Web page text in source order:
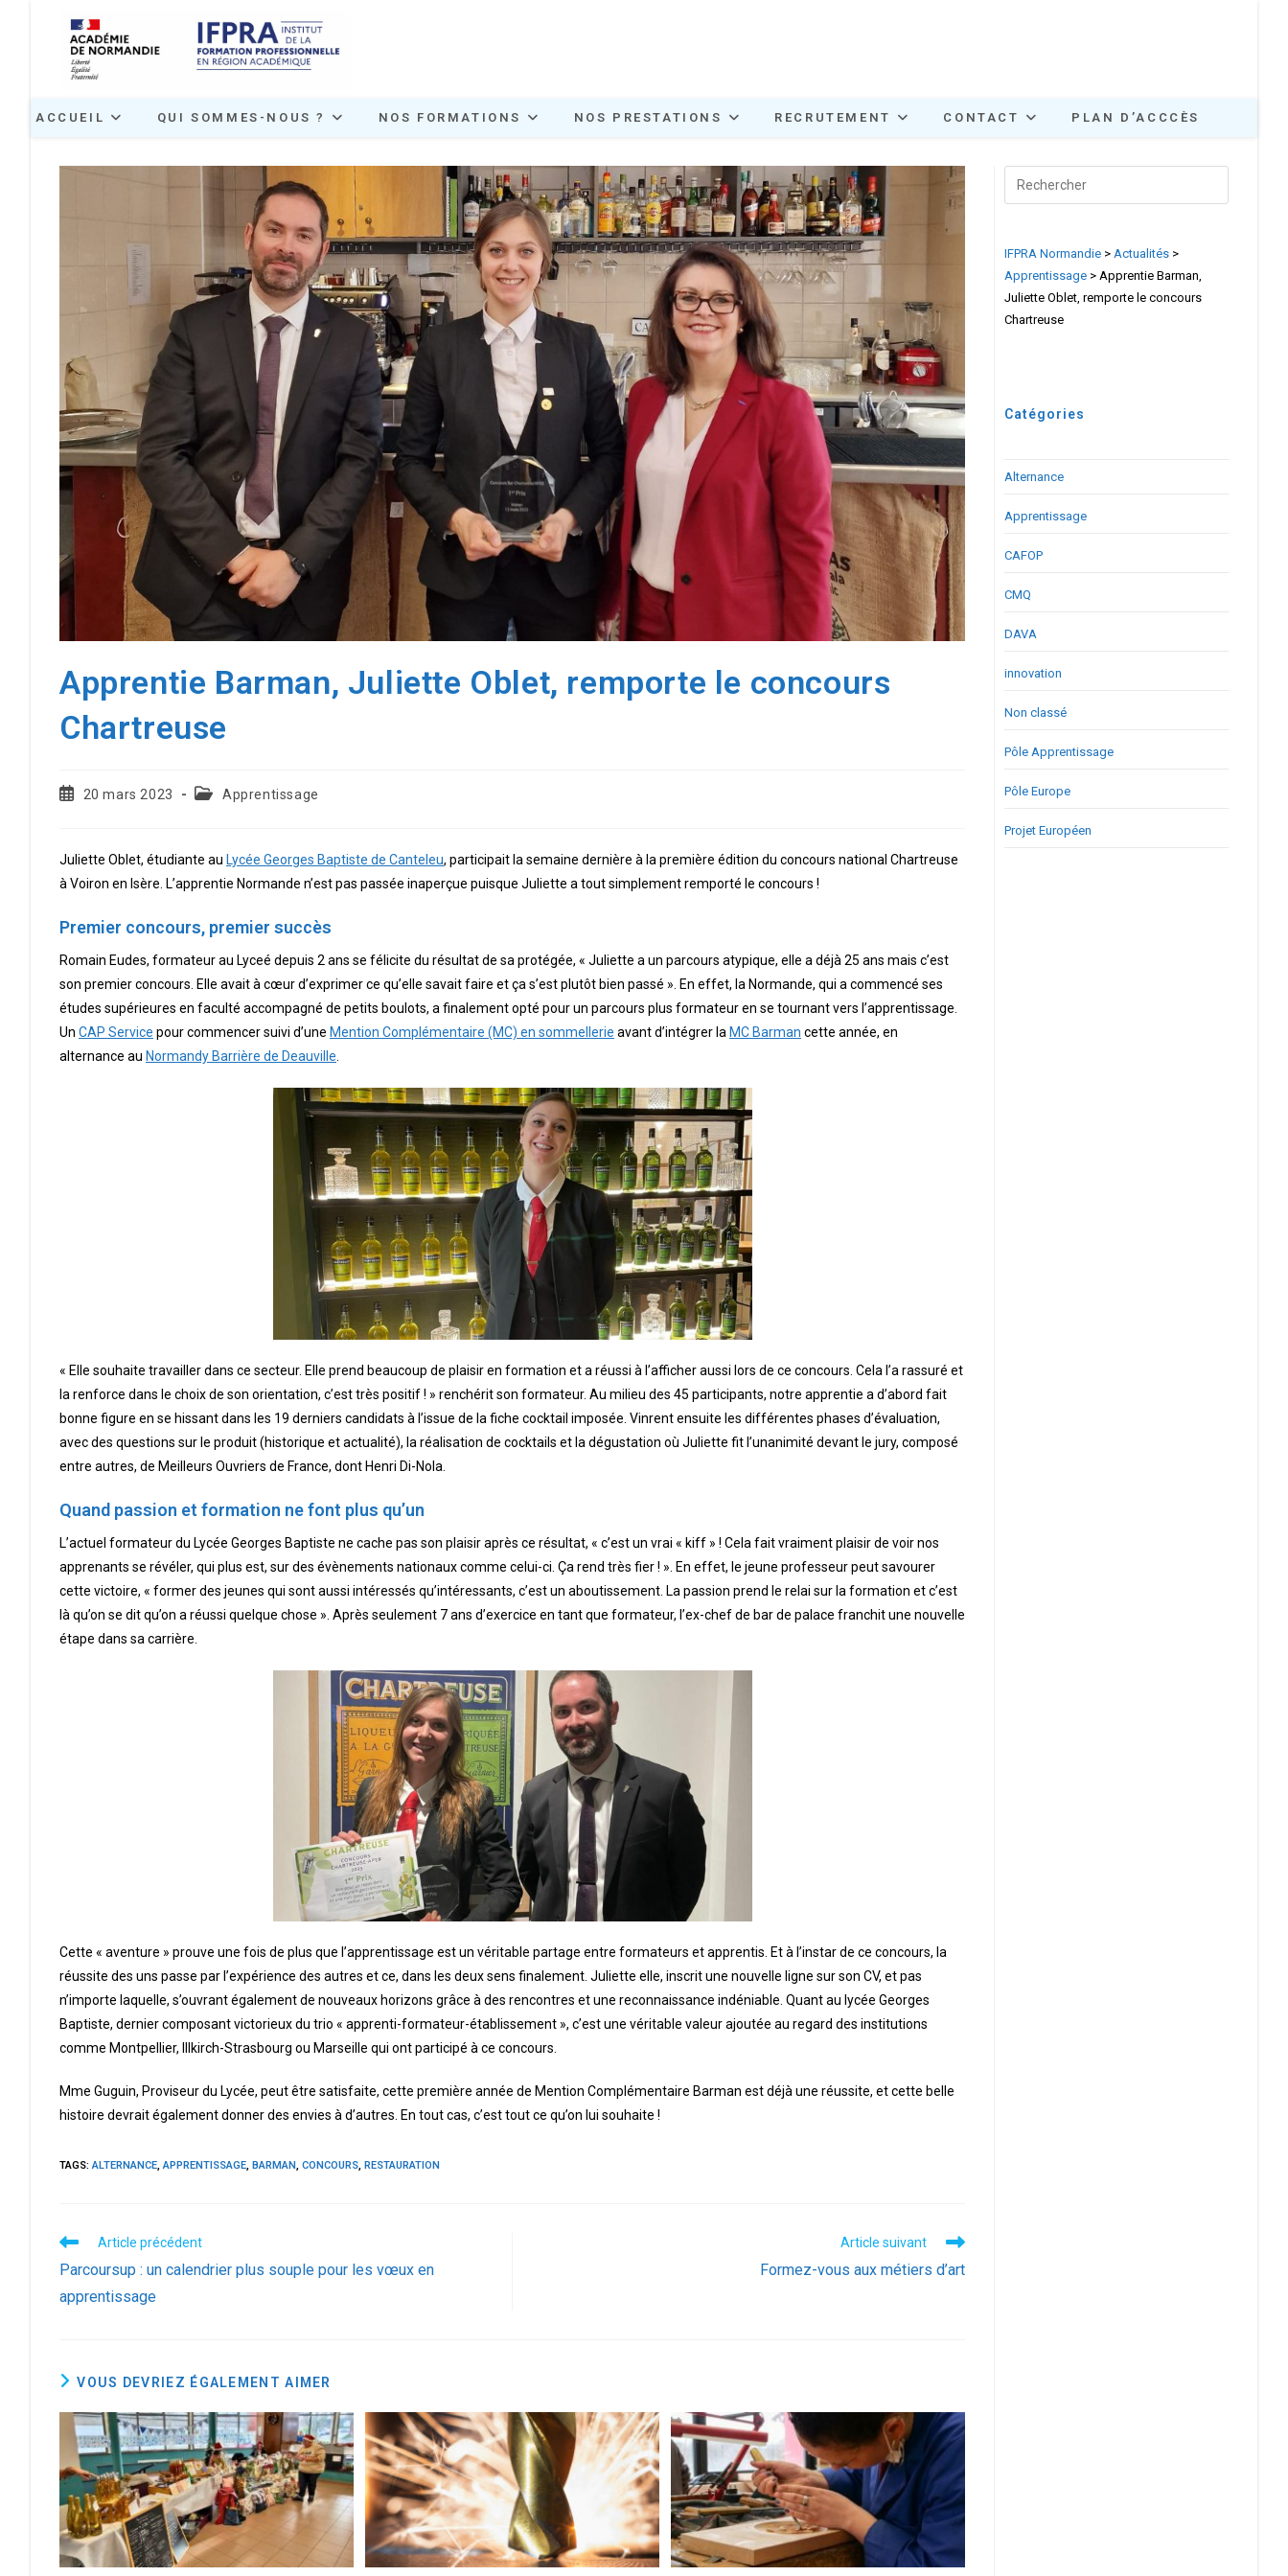
ACCUEIL QUI SOMMES-NOUS ? NOS FORMATIONS NOS PRESTATIONS RECRUTEMENT CONTACT PLAN D’ACCCÈS
Apprentie Barman, Juliette Oblet, remporte le concours
Chartreuse
Publication
20 mars 2023
PostApprentissage
Juliette Oblet, étudiante au Lycée Georges Baptiste de Canteleu, participait la semaine dernière à la première édition du concours national Chartreuse
à Voiron en Isère. L’apprentie Normande n’est pas passée inaperçue puisque Juliette a tout simplement remporté le concours !
Premier concours, premier succès
Romain Eudes, formateur au Lyceé depuis 2 ans se félicite du résultat de sa protégée, « Juliette a un parcours atypique, elle a déjà 25 ans mais c’est
son premier concours. Elle avait à cœur d’exprimer ce qu’elle savait faire et ça s’est plutôt bien passé ». En effet, la Normande, qui a commencé ses
études supérieures en faculté accompagné de petits boulots, a finalement opté pour un parcours plus formateur en se tournant vers l’apprentissage.
Un CAP Service pour commencer suivi d’une Mention Complémentaire (MC) en sommellerie avant d’intégrer la MC Barman cette année, en
alternance au Normandy Barrière de Deauville.
« Elle souhaite travailler dans ce secteur. Elle prend beaucoup de plaisir en formation et a réussi à l’afficher aussi lors de ce concours. Cela l’a rassuré et
la renforce dans le choix de son orientation, c’est très positif ! » renchérit son formateur. Au milieu des 45 participants, notre apprentie a d’abord fait
bonne figure en se hissant dans les 19 derniers candidats à l’issue de la fiche cocktail imposée. Vinrent ensuite les différentes phases d’évaluation,
avec des questions sur le produit (historique et actualité), la réalisation de cocktails et la dégustation où Juliette fit l’unanimité devant le jury, composé
entre autres, de Meilleurs Ouvriers de France, dont Henri Di-Nola.
Quand passion et formation ne font plus qu’un
L’actuel formateur du Lycée Georges Baptiste ne cache pas son plaisir après ce résultat, « c’est un vrai « kiff » ! Cela fait vraiment plaisir de voir nos
apprenants se révéler, qui plus est, sur des évènements nationaux comme celui-ci. Ça rend très fier ! ». En effet, le jeune professeur peut savourer
cette victoire, « former des jeunes qui sont aussi intéressés qu’intéressants, c’est un aboutissement. La passion prend le relai sur la formation et c’est
là qu’on se dit qu’on a réussi quelque chose ». Après seulement 7 ans d’exercice en tant que formateur, l’ex-chef de bar de palace franchit une nouvelle
étape dans sa carrière.
Cette « aventure » prouve une fois de plus que l’apprentissage est un véritable partage entre formateurs et apprentis. Et à l’instar de ce concours, la
réussite des uns passe par l’expérience des autres et ce, dans les deux sens finalement. Juliette elle, inscrit une nouvelle ligne sur son CV, et pas
n’importe laquelle, s’ouvrant également de nouveaux horizons grâce à des rencontres et une reconnaissance indéniable. Quant au lycée Georges
Baptiste, dernier composant victorieux du trio « apprenti-formateur-établissement », c’est une véritable valeur ajoutée au regard des institutions
comme Montpellier, Illkirch-Strasbourg ou Marseille qui ont participé à ce concours.
Mme Guguin, Proviseur du Lycée, peut être satisfaite, cette première année de Mention Complémentaire Barman est déjà une réussite, et cette belle
histoire devrait également donner des envies à d’autres. En tout cas, c’est tout ce qu’on lui souhaite !
TAGS:ALTERNANCE, APPRENTISSAGE, BARMAN, CONCOURS, RESTAURATION
Read
articles
Article précédent
Parcoursup : un calendrier plus souple pour les vœux en
apprentissage
Article suivant
Formez-vous aux métiers d’art
VOUS DEVRIEZ ÉGALEMENT AIMER
Search
for:
IFPRA Normandie > Actualités >
Apprentissage > Apprentie Barman,
Juliette Oblet, remporte le concours
Chartreuse
Catégories
Alternance
Apprentissage
CAFOP
CMQ
DAVA
innovation
Non classé
Pôle Apprentissage
Pôle Europe
Projet Européen